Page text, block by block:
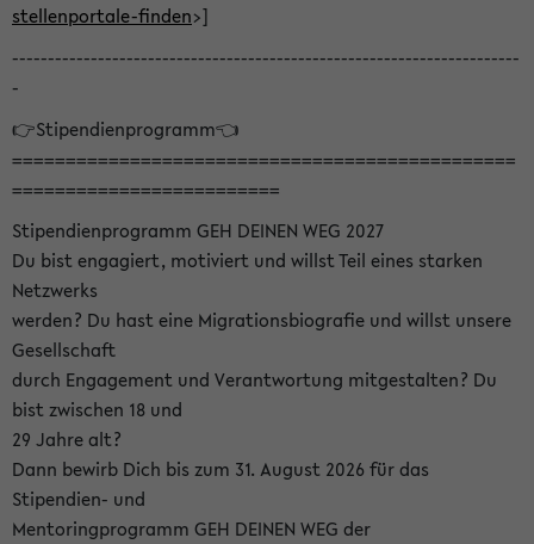
stellenportale-finden>]
-----------------------------------------------------------------------
-
👉Stipendienprogramm👈
===============================================
=========================
Stipendienprogramm GEH DEINEN WEG 2027
Du bist engagiert, motiviert und willst Teil eines starken
Netzwerks
werden? Du hast eine Migrationsbiografie und willst unsere
Gesellschaft
durch Engagement und Verantwortung mitgestalten? Du
bist zwischen 18 und
29 Jahre alt?
Dann bewirb Dich bis zum 31. August 2026 für das
Stipendien- und
Mentoringprogramm GEH DEINEN WEG der